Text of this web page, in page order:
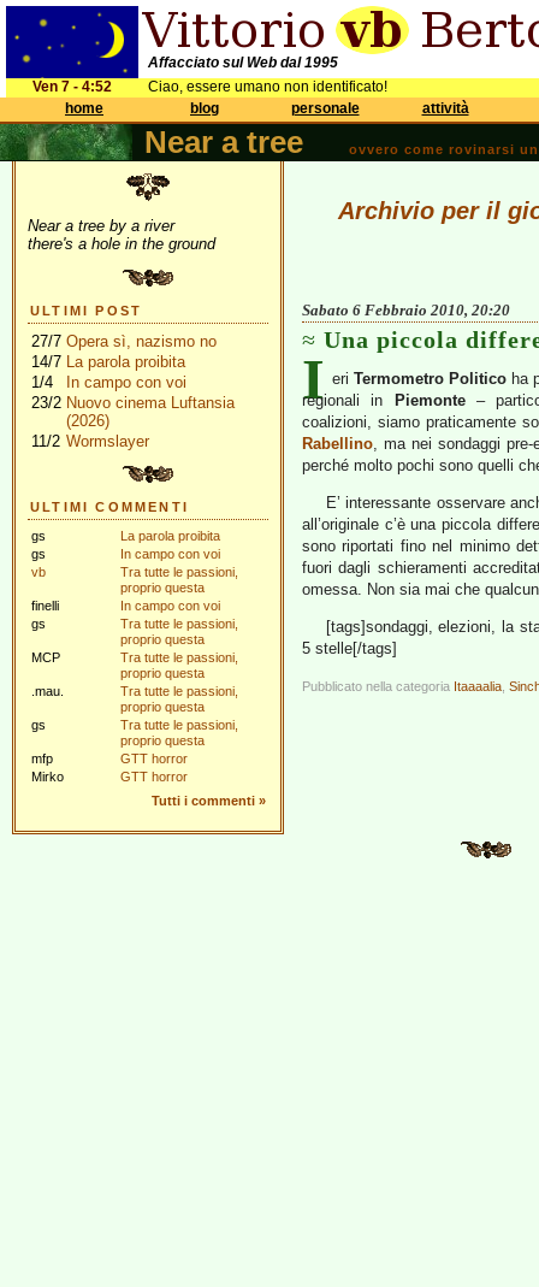
Affacciato sul Web dal 1995
Ven 7 - 4:52
Ciao, essere umano non identificato!
home
blog personale attività
Near a tree ovvero come rovinarsi
Near a tree by a river
there's a hole in the ground
ULTIMI POST
27/7 Opera sì, nazismo no
14/7 La parola proibita
1/4
In campo con voi
23/2 Nuovo cinema Luftansia
(2026)
11/2 Wormslayer
ULTIMI COMMENTI
gs
La parola proibita
gs
In campo con voi
vb
Tra tutte le passioni,
proprio questa
finelli
In campo con voi
gs
Tra tutte le passioni,
proprio questa
MCP
Tra tutte le passioni,
proprio questa
.mau.
Tra tutte le passioni,
proprio questa
gs
Tra tutte le passioni,
proprio questa
mfp
GTT horror
Mirko
GTT horror
Tutti i commenti »
Archivio per il
Sabato 6 Febbraio 2010, 20:20
Una piccola
I eriTermometro Politico ha
regionali in
Piemonte–
coalizioni, siamo praticamente
Rabellino, ma nei sondaggi
perché molto pochi sono quelli
E’ interessante osservare
all’originale c’è una piccola
sono riportati fino nel minimo
fuori dagli schieramenti
omessa. Non sia mai che
[tags]sondaggi, elezioni, la
5 stelle[/tags]
Pubblicato nella categoria Itaaaalia